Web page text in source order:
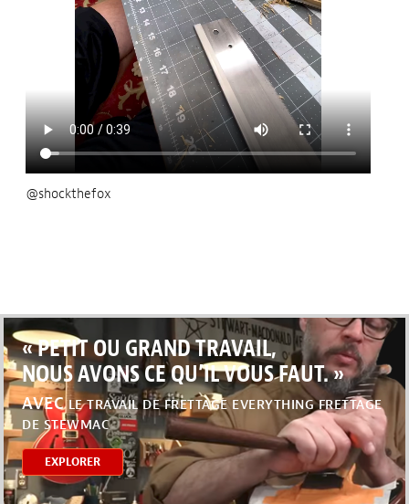
@shockthefox
« PETIT OU GRAND TRAVAIL,
NOUS AVONS CE QU’IL VOUS FAUT. »
AVECLE TRAVAIL DE FRETTAGE EVERYTHING FRETTAGE
DE STEWMAC
EXPLORER